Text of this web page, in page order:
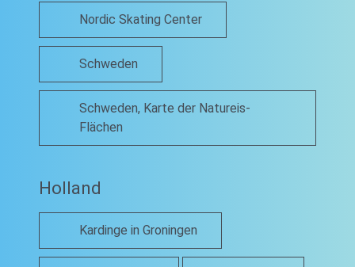
Nordic Skating Center
Schweden
Schweden, Karte der Natureis-
Flächen
Holland
Kardinge in Groningen